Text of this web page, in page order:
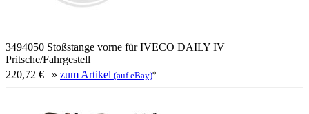
3494050 Stoßstange vorne für IVECO DAILY IV
Pritsche/Fahrgestell
220,72 € | » zum Artikel (auf eBay)*